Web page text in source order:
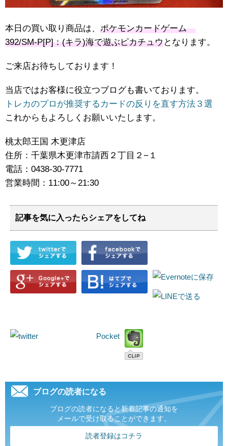
本日の買い取り商品は、 ポケモンカードゲーム
392/SM-P[P]：(キラ)海で遊ぶピカチュウとなります。
ご来店お待ちしております！
当店ではお客様に役立つブログも書いております。
トレカのプロが推奨するカードの反りを直す方法３選
これからもよろしくお願いいたします。
桃太郎王国 木更津店
住所：千葉県木更津市請西２丁目２−１
電話：0438-30-7771
営業時間：11:00～21:30
記事を気に入ったらシェアをしてね
Pocket
ブログの読者になる
ブログの読者になると新着記事の通知を
メールで受け取ることができます。
読者登録はコチラ